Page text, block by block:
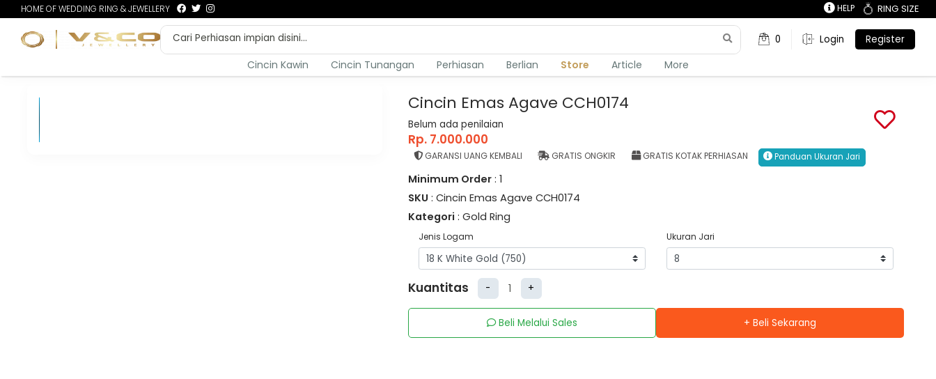
HOME OF WEDDING RING & JEWELLERY HELP RING SIZE
0 Login Register
Cincin Kawin Cincin Tunangan Perhiasan Berlian Store Article More
Cincin Emas Agave CCH0174
Belum ada penilaian
Rp. 7.000.000
GARANSI UANG KEMBALI GRATIS ONGKIR GRATIS KOTAK PERHIASAN Panduan Ukuran Jari
Minimum Order: 1
SKU : Cincin Emas Agave CCH0174
Kategori : Gold Ring
Jenis Logam Ukuran Jari
Kuantitas - +
Beli Melalui Sales + Beli Sekarang